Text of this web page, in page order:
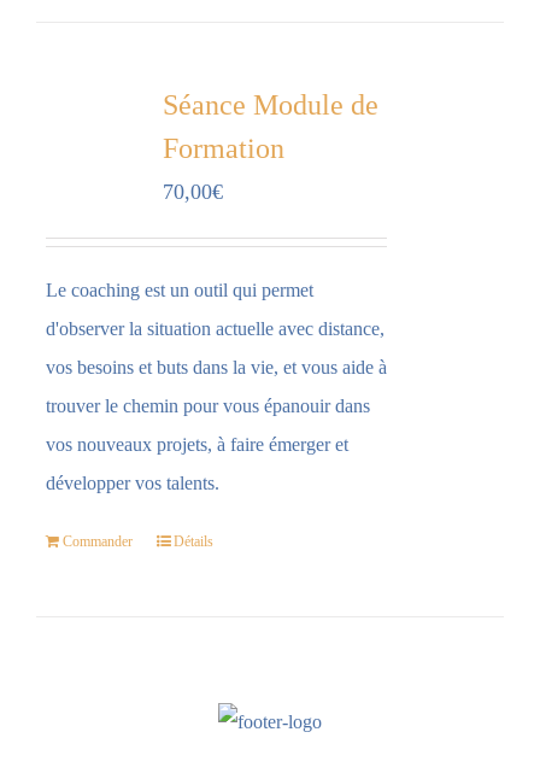
Séance Module de
Formation
70,00€
Le coaching est un outil qui permet
d'observer la situation actuelle avec distance,
vos besoins et buts dans la vie, et vous aide à
trouver le chemin pour vous épanouir dans
vos nouveaux projets, à faire émerger et
développer vos talents.
Commander Détails